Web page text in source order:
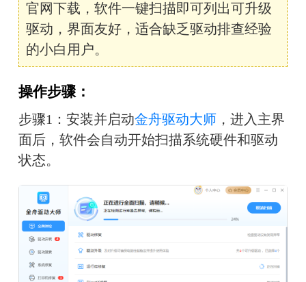
官网下载，软件一键扫描即可列出可升级
驱动，界面友好，适合缺乏驱动排查经验
的小白用户。
操作步骤：
步骤1：安装并启动金舟驱动大师，进入主界
面后，软件会自动开始扫描系统硬件和驱动
状态。